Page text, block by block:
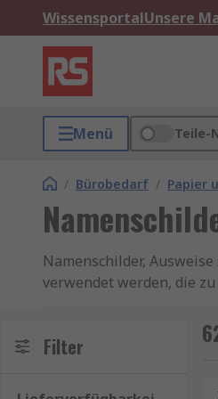
WissensportalUnsere
Menü Teile-
/ Bürobedarf / Papier
Namenschilder,
verwendet werden, die
Wozu werden
Mit Namen versehene
Filter